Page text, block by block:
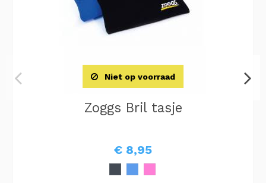
Niet op voorraad
Zoggs Bril tasje
€ 8,95